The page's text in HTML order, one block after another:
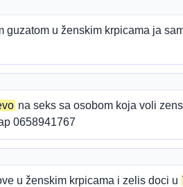
guzatom u ženskim krpicama ja
na seks sa osobom koja voli
0658941767
u ženskim krpicama i zelis doci u